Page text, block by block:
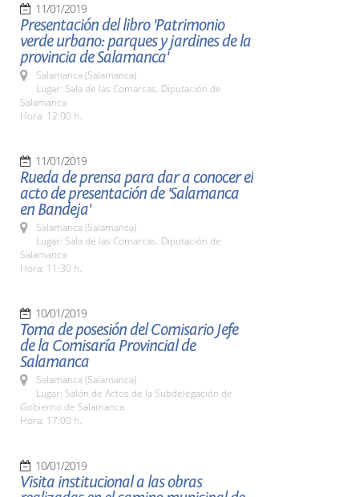
11/01/2019
Presentación del libro 'Patrimonio
verde urbano: parques y jardines de la
provincia de Salamanca'
Salamanca (Salamanca)
Lugar: Sala de las Comarcas. Diputación de
Salamanca
Hora: 12:00 h.
11/01/2019
Rueda de prensa para dar a conocer el
acto de presentación de 'Salamanca
en Bandeja'
Salamanca (Salamanca)
Lugar: Sala de las Comarcas. Diputación de
Salamanca
Hora: 11:30 h.
10/01/2019
Toma de posesión del Comisario Jefe
de la Comisaría Provincial de
Salamanca
Salamanca (Salamanca)
Lugar: Salón de Actos de la Subdelegación de
Gobierno de Salamanca
Hora: 17:00 h.
10/01/2019
Visita institucional a las obras